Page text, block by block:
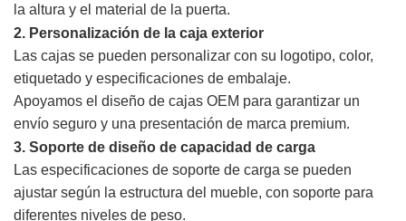
la altura y el material de la puerta.
2. Personalización de la caja exterior
Las cajas se pueden personalizar con su logotipo, color,
etiquetado y especificaciones de embalaje.
Apoyamos el diseño de cajas OEM para garantizar un
envío seguro y una presentación de marca premium.
3. Soporte de diseño de capacidad de carga
Las especificaciones de soporte de carga se pueden
ajustar según la estructura del mueble, con soporte para
diferentes niveles de peso.